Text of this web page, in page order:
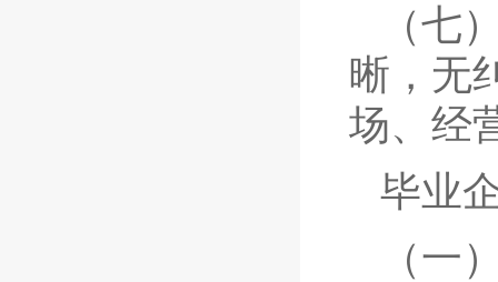
（七
晰，无
场、经
毕业
（一